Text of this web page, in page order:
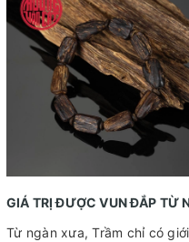
GIÁ TRỊ ĐƯỢC VUN ĐẮP TỪ
Từ ngàn xưa, Trầm chỉ có